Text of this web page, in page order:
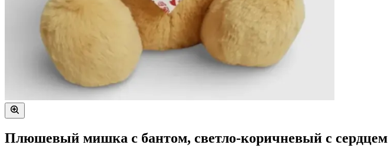
Плюшевый мишка с бантом, светло-коричневый с сердцем